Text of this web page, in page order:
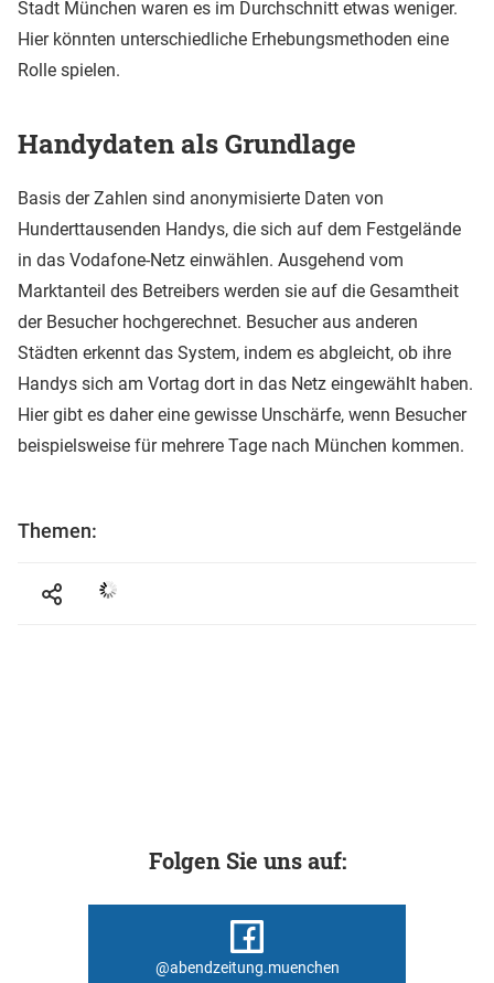
Stadt München waren es im Durchschnitt etwas weniger.
Hier könnten unterschiedliche Erhebungsmethoden eine
Rolle spielen.
Handydaten als Grundlage
Basis der Zahlen sind anonymisierte Daten von
Hunderttausenden Handys, die sich auf dem Festgelände
in das Vodafone-Netz einwählen. Ausgehend vom
Marktanteil des Betreibers werden sie auf die Gesamtheit
der Besucher hochgerechnet. Besucher aus anderen
Städten erkennt das System, indem es abgleicht, ob ihre
Handys sich am Vortag dort in das Netz eingewählt haben.
Hier gibt es daher eine gewisse Unschärfe, wenn Besucher
beispielsweise für mehrere Tage nach München kommen.
Themen:
Folgen Sie uns auf:
@abendzeitung.muenchen